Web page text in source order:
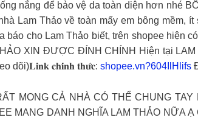
nắng để bảo vệ da toàn diện hơn nhé
Lam Thảo về toàn mấy em bông mềm,
báo cho Lam Thảo biết, trên shopee hiện
XIN ĐƯỢC ĐÍNH CHÍNH Hiện tại
dõi)𝐋𝐢𝐧𝐤 𝐜𝐡𝐢́𝐧𝐡 𝐭𝐡𝐮̛́𝐜: shopee.vn?604IlHlifs
MONG CẢ NHÀ CÓ THỂ CHUNG
MANG DANH NGHĨA LAM THẢO NỮA